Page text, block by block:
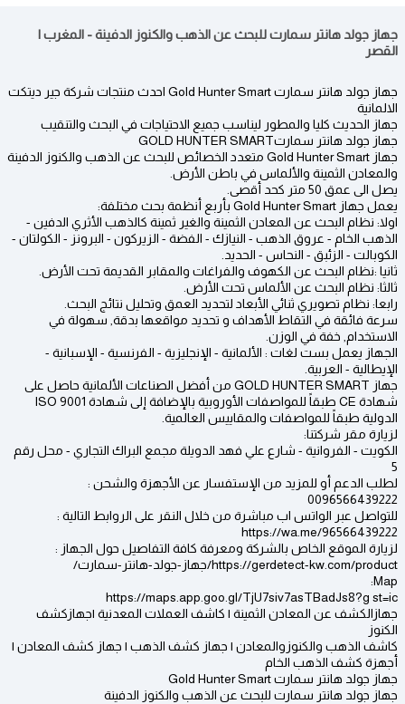
جهاز جولد هانتر سمارت للبحث عن الذهب والكنوز الدفينة - المغرب |
القصر
جهاز جولد هانتر سمارت Gold Hunter Smart احدث منتجات شركة جير ديتكت
الالمانية
جهاز الحديث كليا والمطور ليناسب جميع الاحتياجات في البحث والتنقيب
جهاز جولد هانتر سمارتGOLD HUNTER SMART
جهاز Gold Hunter Smart متعدد الخصائص للبحث عن الذهب والكنوز الدفينة
والمعادن الثمينة والألماس في باطن الأرض.
يصل الى عمق 50 متر كحد أقصى.
يعمل جهاز Gold Hunter Smart بأربع أنظمة بحث مختلفة:
اولا: نظام البحث عن المعادن الثمينة والغير ثمينة كالذهب الأثري الدفين -
الذهب الخام - عروق الذهب - النيازك - الفضة - الزيركون - البرونز - الكولتان -
الكوبالت - الزئبق - النحاس - الحديد.
ثانيا :نظام البحث عن الكهوف والفراغات والمقابر القديمة تحت الأرض.
ثالثا: نظام البحث عن الألماس تحت الأرض.
رابعا: نظام تصويري ثنائي الأبعاد لتحديد العمق وتحليل نتائج البحث.
سرعة فائقة في التقاط الأهداف و تحديد مواقعها بدقة, سهولة في
الاستخدام, خفة في الوزن.
الجهاز يعمل بست لغات : الألمانية - الإنجليزية - الفرنسية - الإسبانية -
الإيطالية - العربية.
جهاز GOLD HUNTER SMART من أفضل الصناعات الألمانية حاصل على
شهادة CE طبقاً للمواصفات الأوروبية بالإضافة إلى شهادة ISO 9001
الدولية طبقاً للمواصفات والمقاييس العالمية.
لزيارة مقر شركتنا:
الكويت - الفروانية - شارع علي فهد الدويلة مجمع البراك التجاري - محل رقم
5
لطلب الدعم أو للمزيد من الإستفسار عن الأجهزة والشحن :
0096566439222
للتواصل عبر الواتس اب مباشرة من خلال النقر على الروابط التالية :
https://wa.me/96566439222
لزيارة الموقع الخاص بالشركة ومعرفة كافة التفاصيل حول الجهاز :
https://gerdetect-kw.com/product/جهاز-جولد-هانتر-سمارت/
Map:
https://maps.app.goo.gl/TjU7siv7asTBadJs8?g st=ic
جهازالكشف عن المعادن الثمينة | كاشف العملات المعدنية |جهازكشف
الكنوز
كاشف الذهب والكنوزوالمعادن | جهاز كشف الذهب | جهاز كشف المعادن |
أجهزة كشف الذهب الخام
جهاز جولد هانتر سمارت Gold Hunter Smart
جهاز جولد هانتر سمارت للبحث عن الذهب والكنوز الدفينة